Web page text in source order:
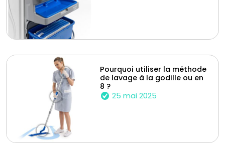
Pourquoi utiliser la méthode
de lavage à la godille ou en
8 ?
25 mai 2025